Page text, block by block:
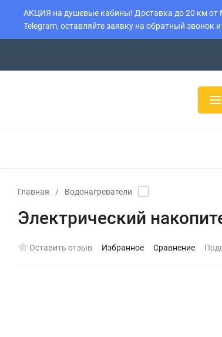
АКЦИЯ на душевые кабины! Доставка до 20 км от
Telegram, оставляйте заявку на обратный звонок
Главная / Водонагреватели
Электрический
Оставить отзыв Избранное Сравнение